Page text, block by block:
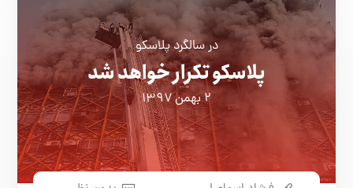
در سالگرد پلاسکو
پلاسکو تکرار خواهد شد
۲ بهمن ۱۳۹۷